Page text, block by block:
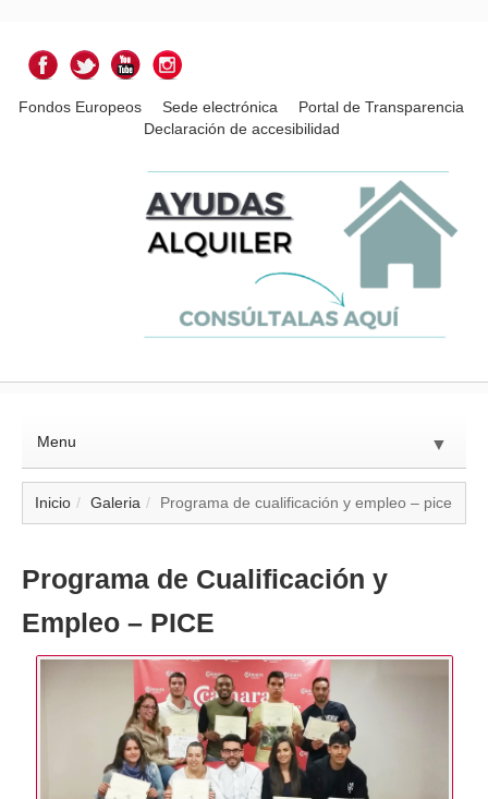
Fondos Europeos Sede electrónica
Portal de Transparencia
Declaración de accesibilidad
Menu ▼
▼
▼
Inicio Galeria Programa de cualificación y empleo – pice
Programa de Cualificación y
Empleo – PICE